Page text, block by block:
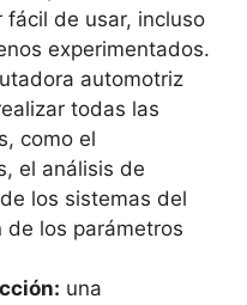
de usar, incluso
experimentados.
automotriz
todas las
como el
el análisis de
los sistemas del
de los parámetros
una